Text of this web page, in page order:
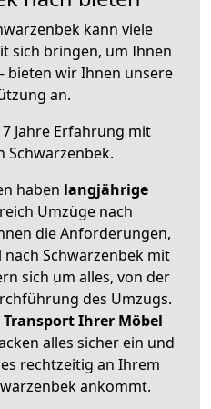
kann viele
sich bringen, um Ihnen
bieten wir Ihnen unsere
an.
Jahre Erfahrung mit
Schwarzenbek.
haben langjährige
Umzüge nach
die Anforderungen,
Schwarzenbek mit
sich um alles, von der
des Umzugs.
Ihrer Möbel
alles sicher ein und
rechtzeitig an Ihrem
ankommt.